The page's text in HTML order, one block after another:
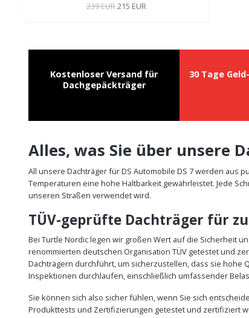
239 EUR215 EUR
Kostenloser Versand für
Dachgepäckträger
30 Tage
Alles, was Sie über unsere
All unsere Dachträger für DS Automobile DS 7 werden aus
Temperaturen eine hohe Haltbarkeit gewährleistet. Jede
unseren Straßen verwendet wird.
TÜV-geprüfte Dachträger für
Bei Turtle Nordic legen wir großen Wert auf die Sicherheit
renommierten deutschen Organisation TÜV getestet und
Dachträgern durchführt, um sicherzustellen, dass sie hohe
Inspektionen durchlaufen, einschließlich umfassender
Sie können sich also sicher fühlen, wenn Sie sich
Produkttests und Zertifizierungen getestet und zertifiziert